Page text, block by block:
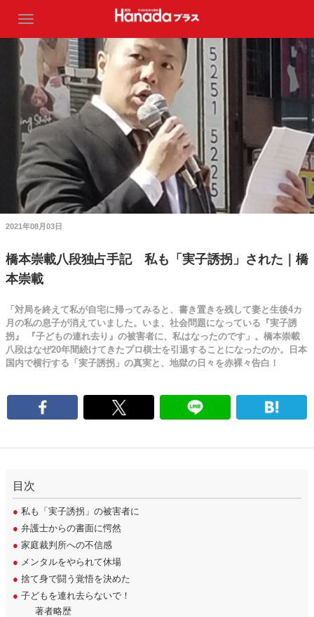
2021年08月03日
橋本崇載八段独占手記 私も「実子誘拐」された｜橋
本崇載
「対局を終えて私が自宅に帰ってみると、書き置きを残して妻と生後4カ
月の私の息子が消えていました。いま、社会問題になっている『実子誘
拐』 『子どもの連れ去り』の被害者に、私はなったのです」。橋本崇載
八段はなぜ20年間続けてきたプロ棋士を引退することになったのか。日本
国内で横行する「実子誘拐」の真実と、地獄の日々を赤裸々告白！
目次
● 私も「実子誘拐」の被害者に
● 弁護士からの書面に愕然
● 家庭裁判所への不信感
● メンタルをやられて休場
● 捨て身で闘う覚悟を決めた
● 子どもを連れ去らないで！
著者略歴